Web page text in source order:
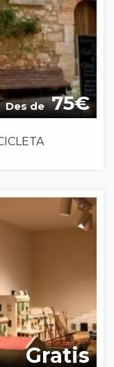
Des de 75
Gratis